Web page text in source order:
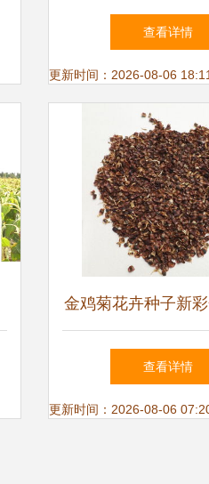
月份开,粉色的,叶为
查看详情
更新时间：2026-08-06
金鸡菊花卉种子新
子芳香花卉优质金
查看详情
更新时间：2026-08-06